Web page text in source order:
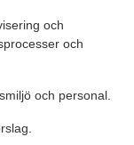
och
och
och personal.